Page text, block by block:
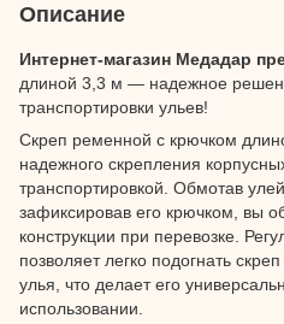
Описание
Интернет-магазин Медадар
длиной 3,3 м — надежное
транспортировки ульев!
Скреп ременной с крючком
надежного скрепления
транспортировкой. Обмотав
зафиксировав его крючком, вы
конструкции при перевозке.
позволяет легко подогнать
улья, что делает его
использовании.